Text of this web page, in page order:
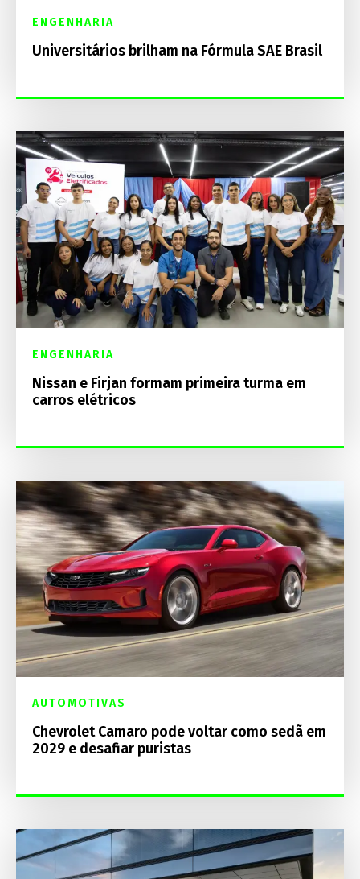
ENGENHARIA
Universitários brilham na Fórmula SAE Brasil
ENGENHARIA
Nissan e Firjan formam primeira turma em
carros elétricos
AUTOMOTIVAS
Chevrolet Camaro pode voltar como sedã em
2029 e desafiar puristas